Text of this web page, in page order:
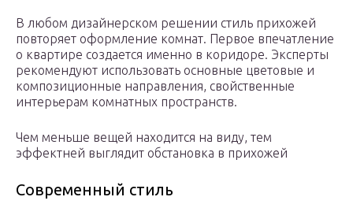
В любом дизайнерском решении стиль прихожей
повторяет оформление комнат. Первое впечатление
о квартире создается именно в коридоре. Эксперты
рекомендуют использовать основные цветовые и
композиционные направления, свойственные
интерьерам комнатных пространств.
Чем меньше вещей находится на виду, тем
эффектней выглядит обстановка в прихожей
Современный стиль